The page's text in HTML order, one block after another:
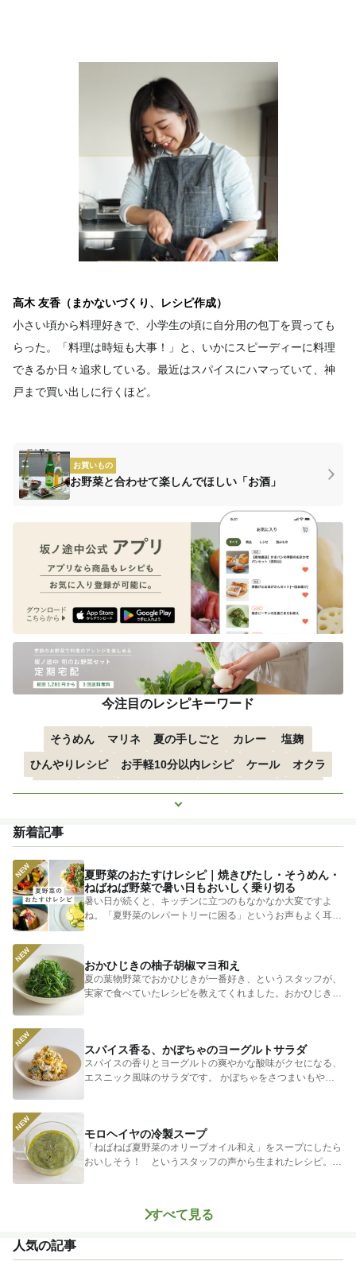
高木 友香（まかないづくり、レシピ作成）
小さい頃から料理好きで、小学生の頃に自分用の包丁を買っても
らった。「料理は時短も大事！」と、いかにスピーディーに料理
できるか日々追求している。最近はスパイスにハマっていて、神
戸まで買い出しに行くほど。
お買いもの
お野菜と合わせて楽しんでほしい「お酒」
今注目のレシピキーワード
そうめん マリネ 夏の手しごと カレー
塩麹
ひんやりレシピ
お手軽10分以内レシピ ケール
オクラ
空心菜
枝豆 すずかぼちゃ つるむらさき
トマト
もっと見る
新着記事
夏野菜のおたすけレシピ｜焼きびたし・そうめん・
ねばねば野菜で暑い日もおいしく乗り切る
暑い日が続くと、キッチンに立つのもなかなか大変ですよ
ね。「夏野菜のレパートリーに困る」というお声もよく耳に
します。 そ...
おかひじきの柚子胡椒マヨ和え
夏の葉物野菜でおかひじきが一番好き、というスタッフが、
実家で食べていたレシピを教えてくれました。おかひじきの
スパイス香る、かぼちゃのヨーグルトサラダ
スパイスの香りとヨーグルトの爽やかな酸味がクセになる、
エスニック風味のサラダです。 かぼちゃをさつまいもやじ
モロヘイヤの冷製スープ
「ねばねば夏野菜のオリーブオイル和え」をスープにしたら
おいしそう！ というスタッフの声から生まれたレシピ。つ
すべて見る
人気の記事